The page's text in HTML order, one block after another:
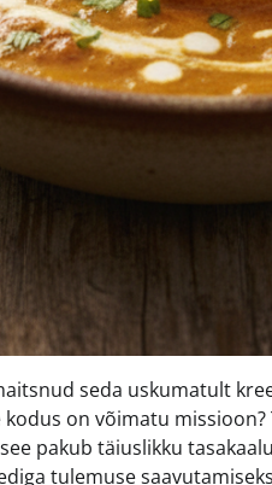
seda uskumatult
on võimatu missioon?
pakub täiuslikku
tulemuse